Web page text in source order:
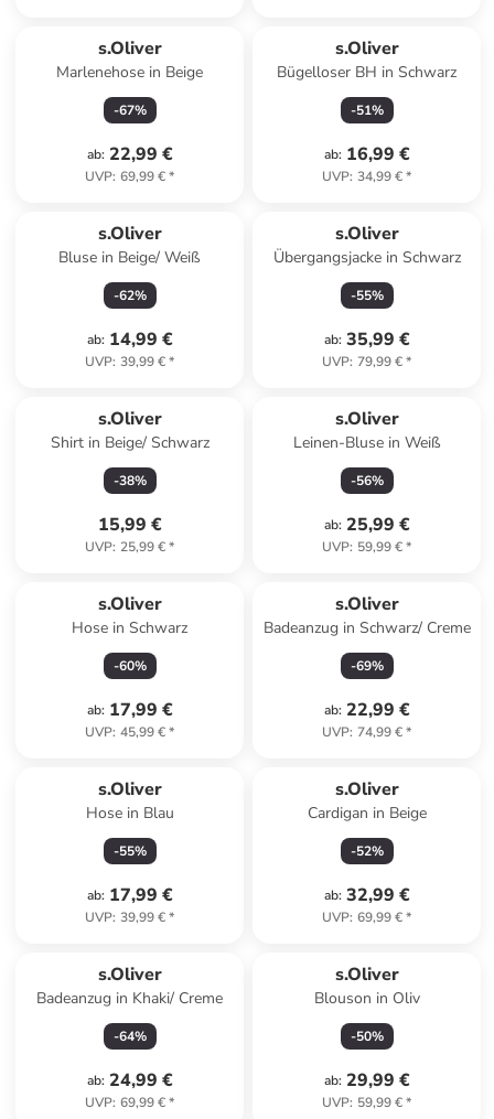
s.Oliver
Marlenehose in Beige
-67%
ab: 22,99 €
UVP: 69,99 €*
s.Oliver
Bügelloser BH in Schwarz
-51%
ab: 16,99 €
UVP: 34,99 €*
s.Oliver
Bluse in Beige/ Weiß
-62%
ab: 14,99 €
UVP: 39,99 €*
s.Oliver
Übergangsjacke in Schwarz
-55%
ab: 35,99 €
UVP: 79,99 €*
s.Oliver
Shirt in Beige/ Schwarz
-38%
15,99 €
UVP: 25,99 €*
s.Oliver
Leinen-Bluse in Weiß
-56%
ab: 25,99 €
UVP: 59,99 €*
s.Oliver
Hose in Schwarz
-60%
ab: 17,99 €
UVP: 45,99 €*
s.Oliver
Badeanzug in Schwarz/ Creme
-69%
ab: 22,99 €
UVP: 74,99 €*
s.Oliver
Hose in Blau
-55%
ab: 17,99 €
UVP: 39,99 €*
s.Oliver
Cardigan in Beige
-52%
ab: 32,99 €
UVP: 69,99 €*
s.Oliver
Badeanzug in Khaki/ Creme
-64%
ab: 24,99 €
UVP: 69,99 €*
s.Oliver
Blouson in Oliv
-50%
ab: 29,99 €
UVP: 59,99 €*